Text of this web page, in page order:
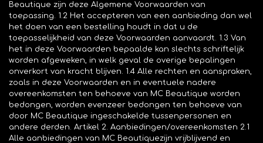
Beautique zijn deze Algemene Voorwaarden van
toepassing. 1.2 Het accepteren van een aanbieding dan wel
het doen van een bestelling houdt in dat u de
toepasselijkheid van deze Voorwaarden aanvaardt. 1.3 Van
het in deze Voorwaarden bepaalde kan slechts schriftelijk
worden afgeweken, in welk geval de overige bepalingen
onverkort van kracht blijven. 1.4 Alle rechten en aanspraken,
zoals in deze Voorwaarden en in eventuele nadere
overeenkomsten ten behoeve van MC Beautique worden
bedongen, worden evenzeer bedongen ten behoeve van
door MC Beautique ingeschakelde tussenpersonen en
andere derden. Artikel 2. Aanbiedingen/overeenkomsten 2.1
Alle aanbiedingen van MC Beautiquezijn vrijblijvend en